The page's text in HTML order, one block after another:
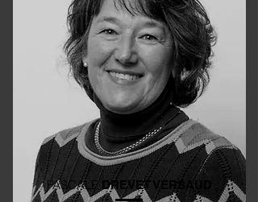
PASCALEDREVET VERSAUD